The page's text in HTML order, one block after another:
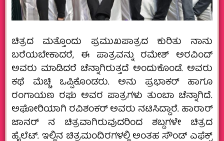
ಚಿತ್ರದ ಮತ್ತೊಂದು ಪ್ರಮುಖಪಾತ್ರದ ಕುರಿತು ನಾನು
ಬರೆಯಬೇಕಾದರೆ, ಈ ಪಾತ್ರವನ್ನು ರಮೇಶ್ ಅರವಿಂದ್
ಅವರು ಮಾಡಿದರೆ ಚೆನ್ನಾಗಿರುತ್ತದೆ ಅಂದುಕೊಂಡೆ.‌ ಅವರು
ಕಥೆ ಮೆಚ್ಚಿ ಒಪ್ಪಿಕೊಂಡರು. ಅನು ಪ್ರಭಾಕರ್ ಹಾಗೂ
ರಂಗಾಯಣ ರಘು ಅವರ ಪಾತ್ರಗಳು ತುಂಬಾ ಚೆನ್ನಾಗಿದೆ.
ಅಘೋರಿಯಾಗಿ ರವಿಶಂಕರ್ ಅವರು ನಟಿಸಿದ್ದಾರೆ. ಹಾರಾರ್
ಜಾನರ್ ನ ಚಿತ್ರವಾಗಿರುವುದರಿಂದ ಶಬ್ದಗಳೇ ಚಿತ್ರದ
ಹೈಲೆಟ್. ಇಲ್ಲಿನ ಚಿತ್ರಮಂದಿರಗಳಲ್ಲಿ ಅಂತಹ ಸೌಂಡ್ ಎಫೆಕ್ಟ್